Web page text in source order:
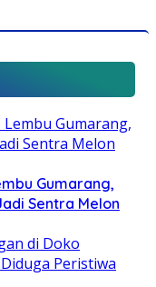
Gumarang,
Sentra Melon